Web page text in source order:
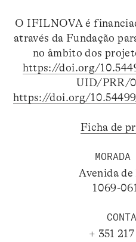
O IFILNOVA é
através da Fundação
no âmbito dos
https://doi.org/
UID/PRR/
https://doi.org/
Ficha de
MORADA
Avenida
1069-
+ 351